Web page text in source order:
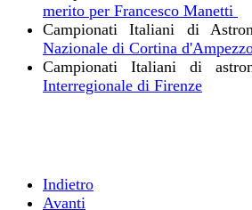
merito per Francesco Manetti
Campionati Italiani di
Nazionale di Cortina
Campionati Italiani di
Interregionale di Firenze
Indietro
Avanti